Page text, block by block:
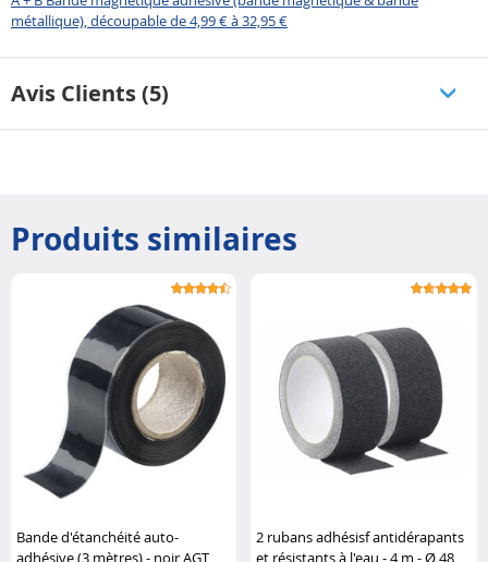
métallique), découpable de 4,99 € à 32,95 €
Avis Clients (5)
Produits similaires
Bande d'étanchéité auto-
adhésive (3 mètres) - noir AGT
2 rubans adhésisf antidérapants
et résistants à l'eau - 4 m - Ø 48